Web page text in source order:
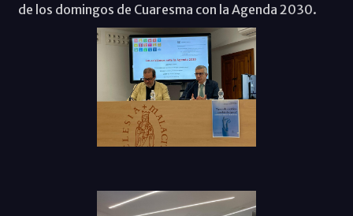
de los domingos de Cuaresma con la Agenda 2030.